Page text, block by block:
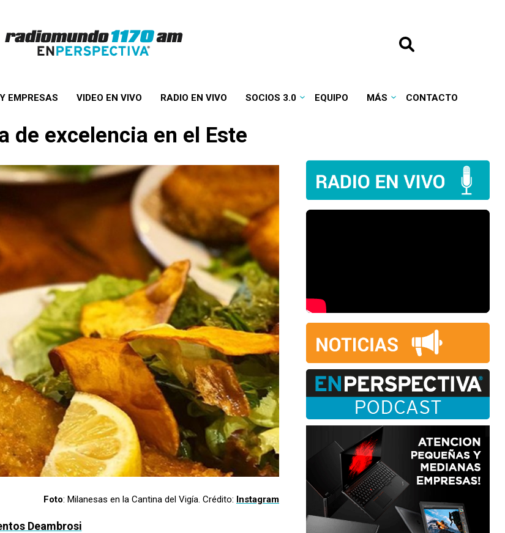
EMPRESAS VIDEO EN VIVO RADIO EN VIVO SOCIOS 3.0 EQUIPO MÁS CONTACTO
de excelencia en el Este
Foto: Milanesas en la Cantina del Vigía. Crédito: Instagram
Deambrosi